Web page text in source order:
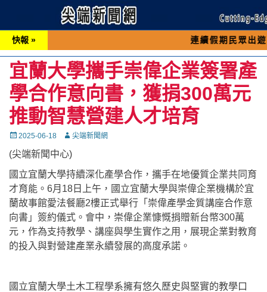
快報 » 連續假期民眾出遊可先撥打交
宜蘭大學攜手崇偉企業簽署產
學合作意向書，獲捐300萬元
推動智慧營建人才培育
Posted
2025-06-18 Autor尖端新聞網
(尖端新聞中心)
國立宜蘭大學持續深化產學合作，攜手在地優質企業共同育
才育能。6月18日上午，國立宜蘭大學與崇偉企業機構於宜
蘭故事館愛法餐廳2樓正式舉行「崇偉產學金質講座合作意
向書」簽約儀式。會中，崇偉企業慷慨捐贈新台幣300萬
元，作為支持教學、講座與學生實作之用，展現企業對教育
的投入與對營建產業永續發展的高度承諾。
國立宜蘭大學土木工程學系擁有悠久歷史與堅實的教學口